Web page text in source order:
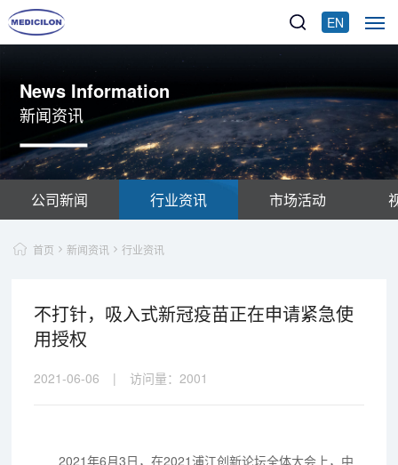
EN
News Information
新闻资讯
公司新闻 行业资讯 市场活动
首页 新闻资讯 行业资讯
不打针，吸入式新冠疫苗正在申请紧急使
用授权
2021-06-06 | 访问量： 2001
2021年6月3日，在2021浦江创新论坛全体大会上，中